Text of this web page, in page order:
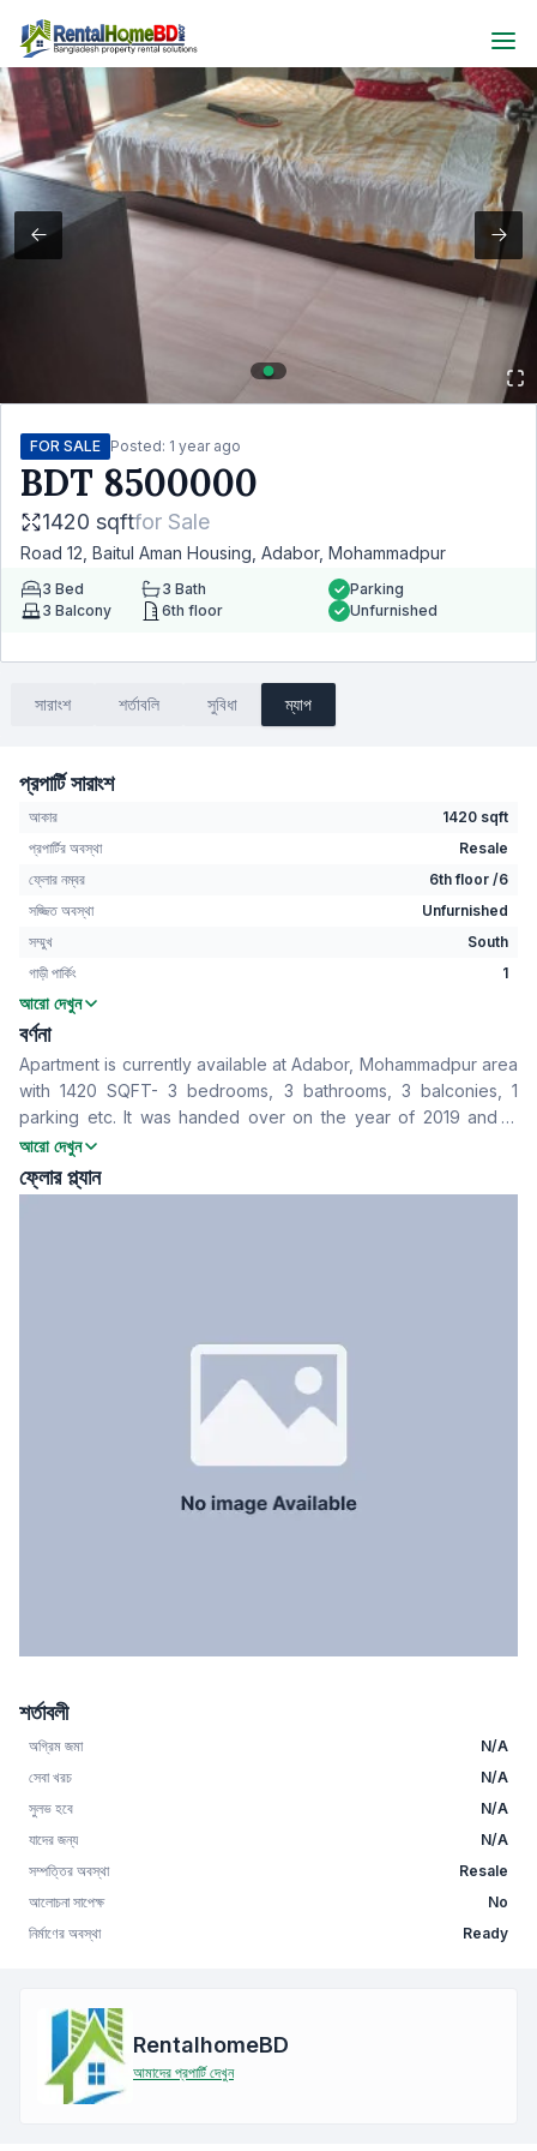
FOR SALE Posted: 1 year ago
BDT 8500000
1420 sqftfor Sale
Road 12, Baitul Aman Housing, Adabor, Mohammadpur
3 Bed 3 Bath
3 Balcony 6th floor
Parking
Unfurnished
সারাংশ শর্তাবলি সুবিধা ম্যাপ
প্রপার্টি সারাংশ
আকার
1420 sqft
প্রপার্টির অবস্থা
Resale
ফ্লোর নম্বর
6th floor /6
সজ্জিত অবস্থা
Unfurnished
সম্মুখ
South
গাড়ী পার্কিং
1
বেডরুম
বাথরুম
বসার রুম
Yes
Drawing Room
Yes
খাবার রুম
Yes
ফ্লোর টাইপ
Tiled
আরো দেখুন
বর্ণনা
Apartment is currently available at Adabor, Mohammadpur area
with 1420 SQFT- 3 bedrooms, 3 bathrooms, 3 balconies, 1
parking etc. It was handed over on the year of 2019 and is
now available for you. To know details contact now!
আরো দেখুন
ফ্লোর প্ল্যান
শর্তাবলী
অগ্রিম জমা
N/A
সেবা খরচ
N/A
সুলভ হবে
N/A
যাদের জন্য
N/A
সম্পত্তির অবস্থা
Resale
আলোচনা সাপেক্ষ
No
নির্মাণের অবস্থা
Ready
RentalhomeBD
আমাদের প্রপার্টি দেখুন